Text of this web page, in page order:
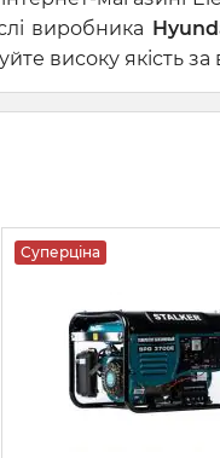
виробника
високу якість
Суперціна